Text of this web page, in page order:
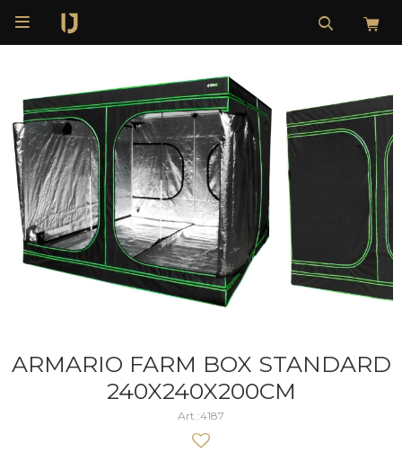

ARMARIO FARM BOX STANDARD
240X240X200CM
4187